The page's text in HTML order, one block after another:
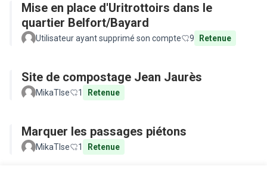
Mise en place d'Uritrottoirs dans le
quartier Belfort/Bayard
Utilisateur ayant supprimé son compte 9 Retenue
Site de compostage Jean Jaurès
MikaTlse 1 Retenue
Marquer les passages piétons
MikaTlse 1 Retenue